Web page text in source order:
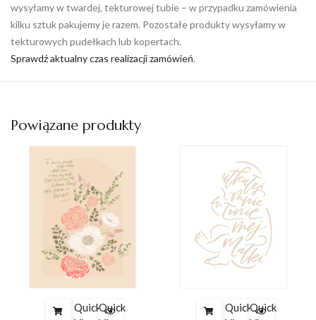
wysyłamy w twardej, tekturowej tubie – w przypadku zamówienia
kilku sztuk pakujemy je razem. Pozostałe produkty wysyłamy w
tekturowych pudełkach lub kopertach.
Sprawdź aktualny czas realizacji zamówień.
Powiązane produkty
QuickQuick
QuickQuick